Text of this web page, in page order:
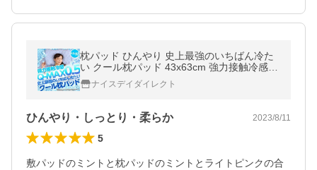
枕パッド ひんやり 史上最強のいちばん冷た
い クール枕パッド 43x63cm 強力接触冷感 Q
-MAX0.5 ひんやりパッド 冷却パッド 夏物 洗
える 洗濯可能
ナイスデイダイレクト
ひんやり・しっとり・柔らか 2023/8/11
5
敷パッドのミントと枕パッドのミントとライトピンクの合